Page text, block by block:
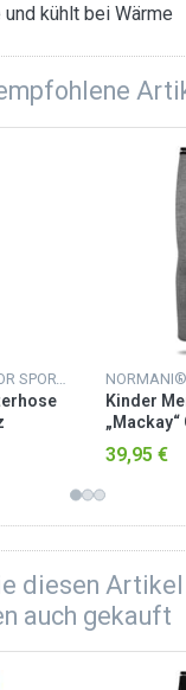
und kühlt bei Wärme
NORMANI® OUTDOOR SPORTS
Kinder
„Mackay“
39,95 €
diesen
auch gekauft